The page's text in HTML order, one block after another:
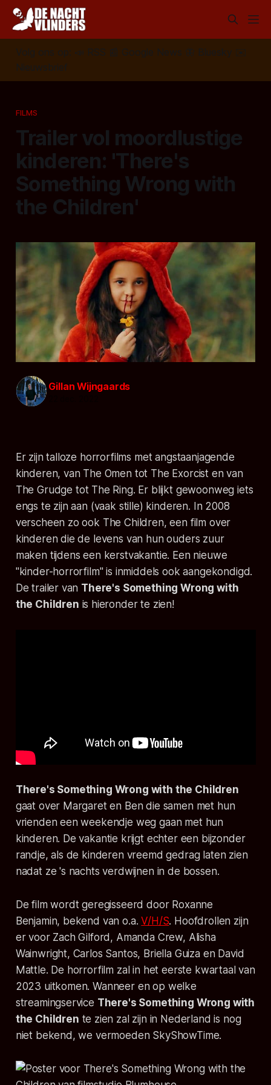
Volg ons op: 📣 RSS 📰 Google News 🦋 Bluesky
✉️
Nieuwsbrief
FILMS
Trailer vol moordlustige
kinderen: 'There's
Something Wrong with
the Children'
Gillan Wijngaards
Er zijn talloze horrorfilms met angstaanjagende
kinderen, van The Omentot The Exorcist en van
The Grudge tot The Ring. Er blijkt gewoonweg iets
engs te zijn aan (vaak stille) kinderen. In 2008
verscheen zo ook The Children, een film over
kinderen die de levens van hun ouders zuur
maken tijdens een kerstvakantie. Een nieuwe
"kinder-horrorfilm" is inmiddels ook aangekondigd.
De trailer van There's Something Wrong with
the Children is hieronder te zien!
There's Something Wrong with the Children
gaat over Margaret en Ben die samen met hun
vrienden een weekendje weg gaan met hun
kinderen. De vakantie krijgt echter een bijzonder
randje, als de kinderen vreemd gedrag laten zien
nadat ze 's nachts verdwijnen in de bossen.
De film wordt geregisseerd door Roxanne
Benjamin, bekend van o.a.V/H/S. Hoofdrollen zijn
er voor Zach Gilford, Amanda Crew, Alisha
Wainwright, Carlos Santos, Briella Guiza en David
Mattle. De horrorfilm zal in het eerste kwartaal van
2023 uitkomen. Wanneer en op welke
streamingservice There's Something Wrong with
the Children te zien zal zijn in Nederland is nog
niet bekend, we vermoeden SkyShowTime.